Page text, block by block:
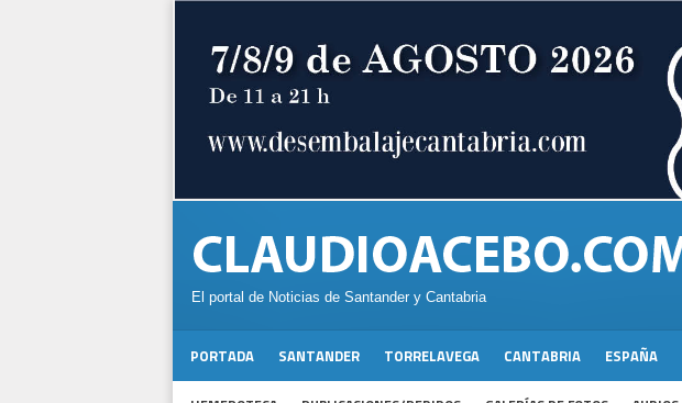
El portal de Noticias de Santander y Cantabria
PORTADA SANTANDER TORRELAVEGA CANTABRIA ESPAÑA